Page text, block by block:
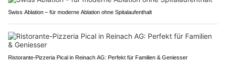
Swiss Ablation – für moderne Ablation ohne Spitalaufenthalt
Ristorante-Pizzeria Pical in Reinach AG: Perfekt für Familien & Geniesser